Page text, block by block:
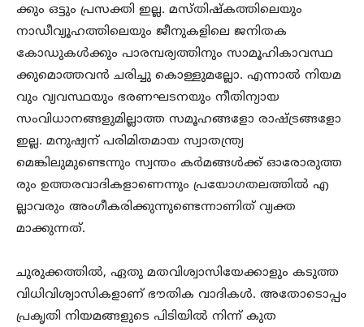
ക്കും ഒട്ടും പ്രസക്തി ഇല്ല. മസ്തിഷ്കത്തിലെയും
നാഡീവ്യൂഹത്തിലെയും ജീനുകളിലെ ജനിതക
കോഡുകൾക്കും പാരമ്പര്യത്തിനും സാമൂഹികാവസ്ഥ
ക്കുമൊത്തവൻ ചരിച്ചു കൊള്ളുമല്ലോ. എന്നാൽ നിയമ
വും വ്യവസ്ഥയും ഭരണഘടനയും നീതിന്യായ
സംവിധാനങ്ങളുമില്ലാത്ത സമൂഹങ്ങളോ രാഷ്ട്രങ്ങളോ
ഇല്ല. മനുഷ്യന് പരിമിതമായ സ്വാതന്ത്ര്യ
മെങ്കിലുമുണ്ടെന്നും സ്വന്തം കർമങ്ങൾക്ക് ഓരോരുത്ത
രും ഉത്തരവാദികളാണെന്നും പ്രയോഗതലത്തിൽ എ
ല്ലാവരും അംഗീകരിക്കുന്നുണ്ടെന്നാണിത് വ്യക്ത
മാക്കുന്നത്.
ചുരുക്കത്തിൽ, ഏതു മതവിശ്വാസിയേക്കാളും കടുത്ത
വിധിവിശ്വാസികളാണ് ഭൗതിക വാദികൾ. അതോടൊപ്പം
പ്രകൃതി നിയമങ്ങളുടെ പിടിയിൽ നിന്ന് കുത